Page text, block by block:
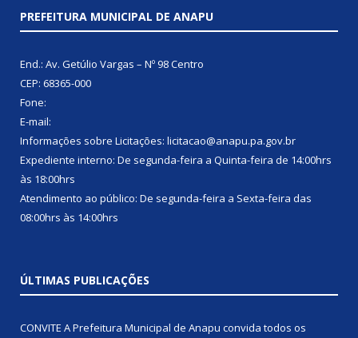
PREFEITURA MUNICIPAL DE ANAPU
End.: Av. Getúlio Vargas – Nº 98 Centro
CEP: 68365-000
Fone:
E-mail:
Informações sobre Licitações: licitacao@anapu.pa.gov.br
Expediente interno: De segunda-feira a Quinta-feira de 14:00hrs
às 18:00hrs
Atendimento ao público: De segunda-feira a Sexta-feira das
08:00hrs às 14:00hrs
ÚLTIMAS PUBLICAÇÕES
CONVITE A Prefeitura Municipal de Anapu convida todos os